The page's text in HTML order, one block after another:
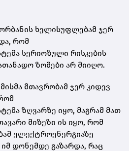
ხელისუფლებამ ჯერ
რომ
სერიოზული რისკების
ზომები არ მიიღო.
მთავრობამ ჯერ კიდევ
ზღვარზე იყო, მაგრამ მათ
მიზეზი ის იყო, რომ
ელექტროენერგიაზე
დონემდე გაზარდა, რაც